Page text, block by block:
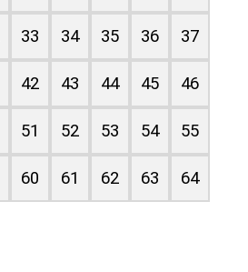
33 34 35 36 37
42 43 44 45 46
51 52 53 54 55
60 61 62 63 64